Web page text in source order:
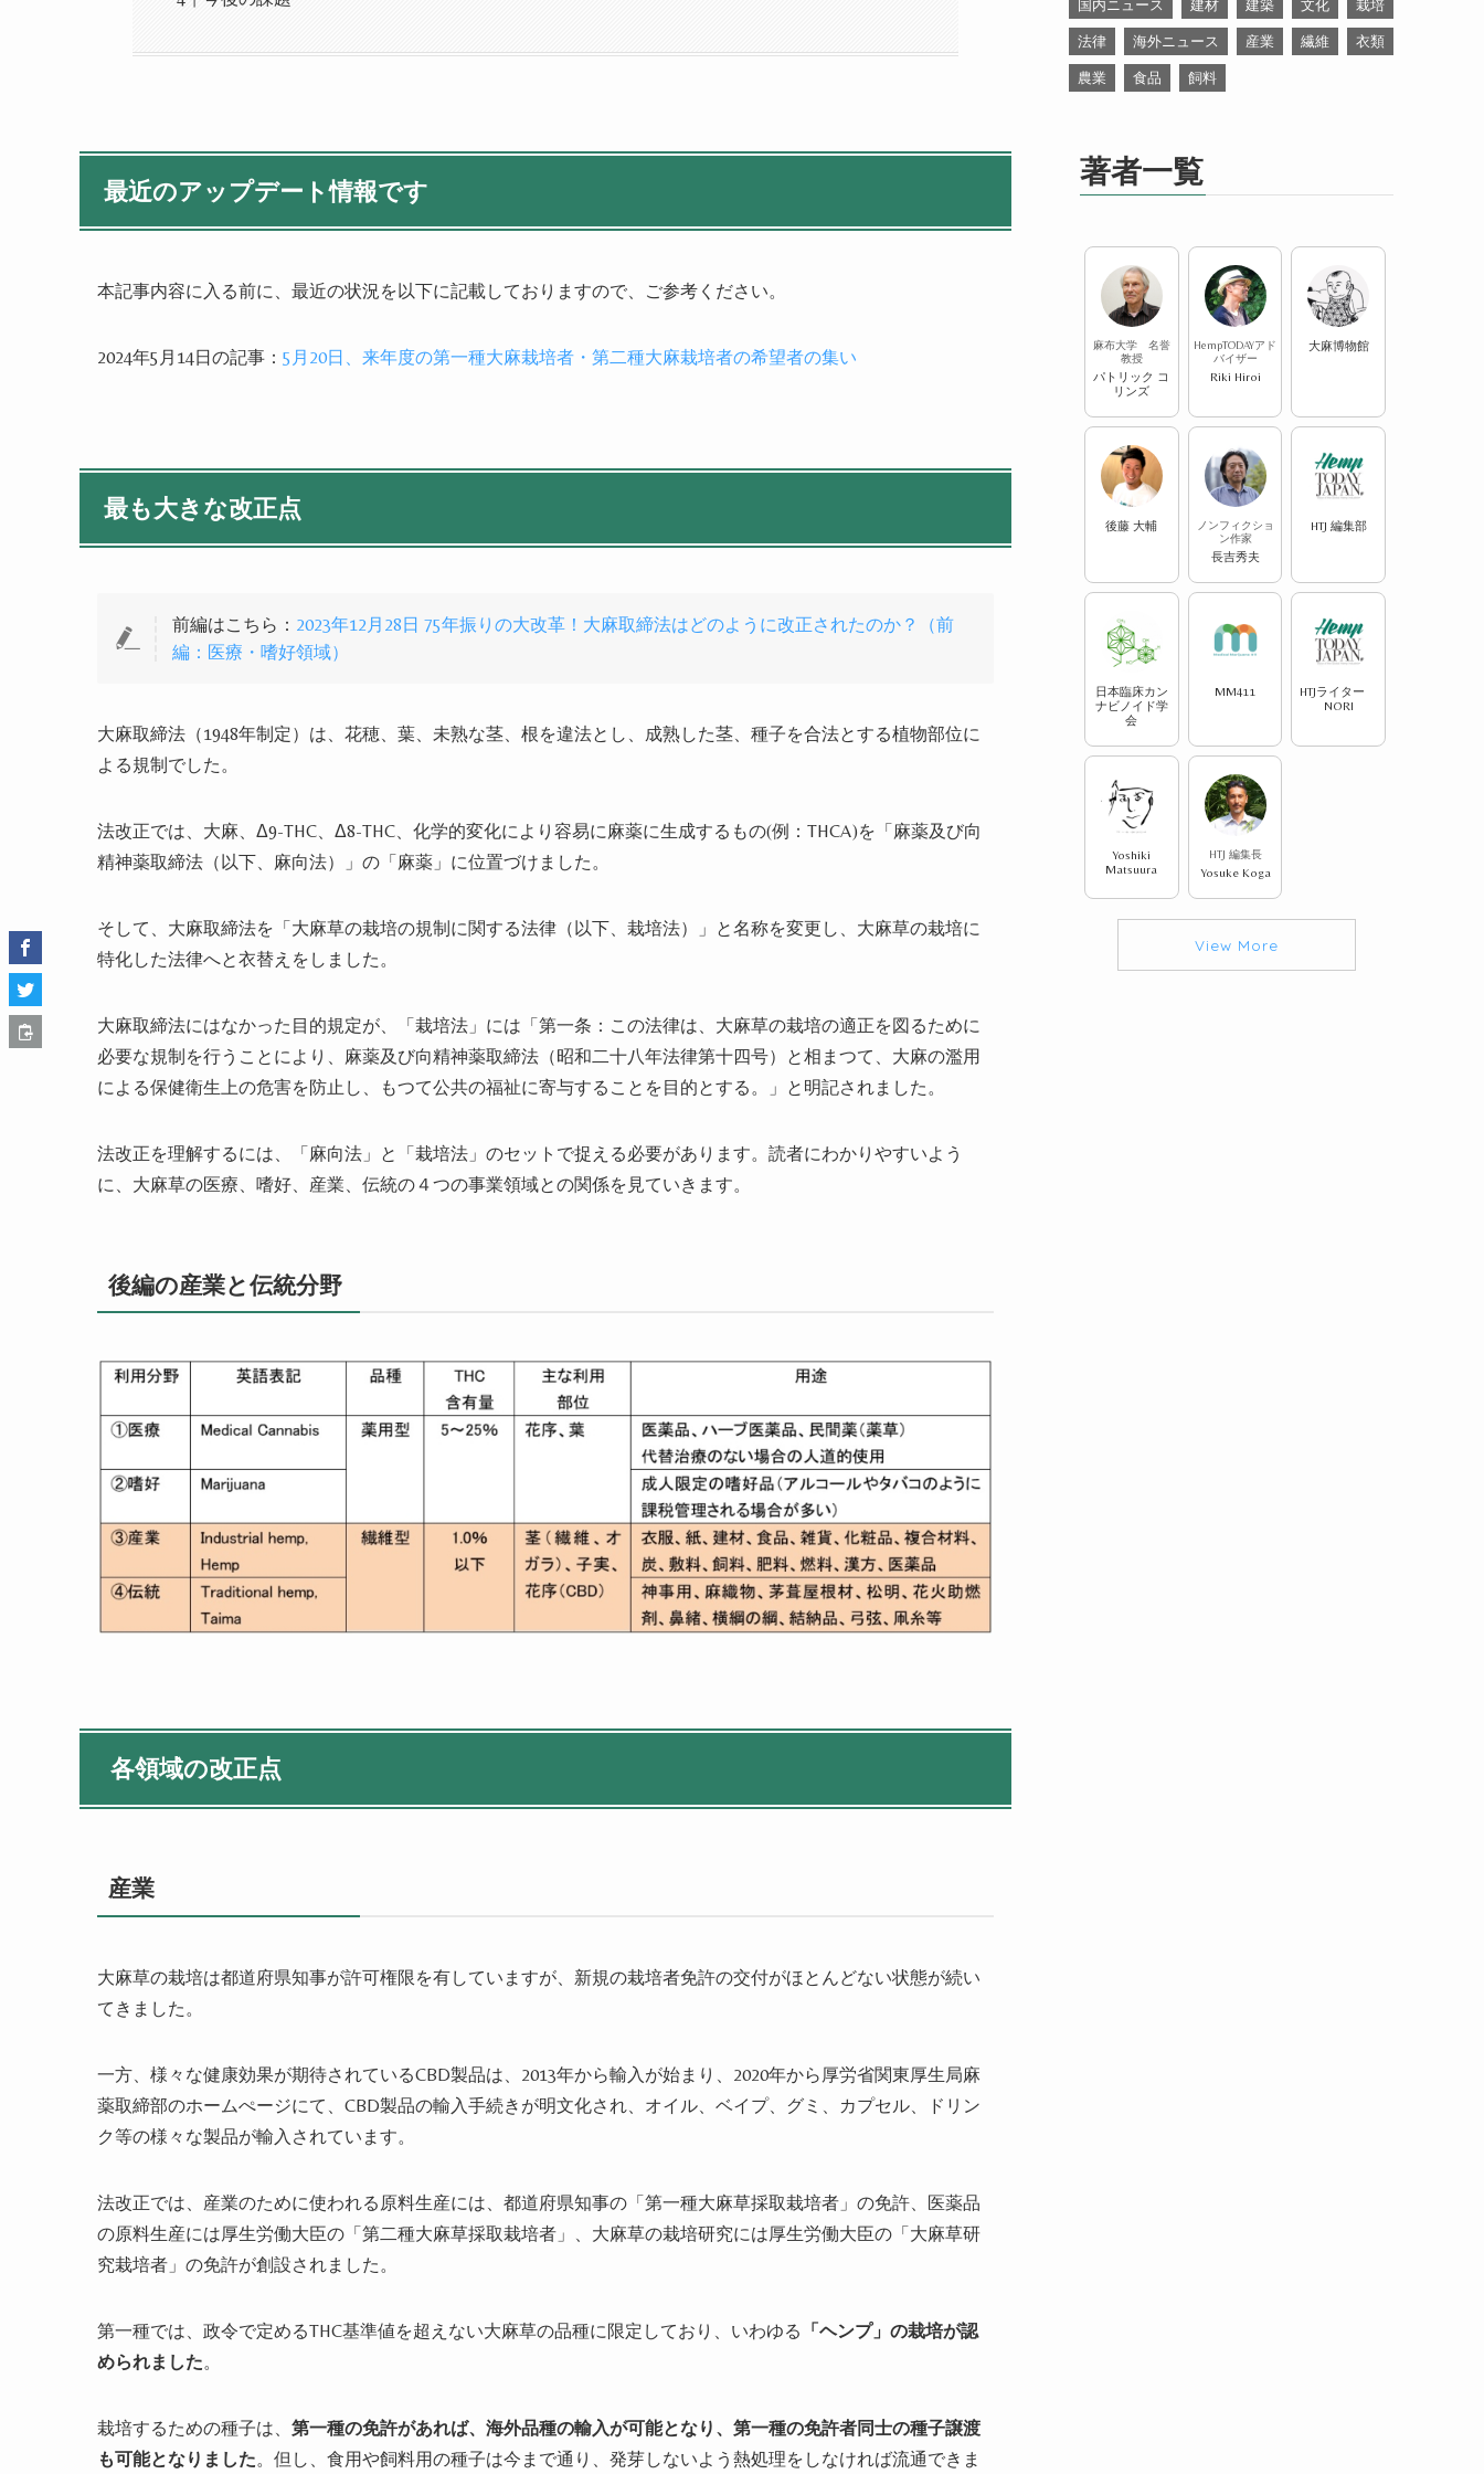
最近のアップデート情報です
本記事内容に入る前に、最近の状況を以下に記載しておりますので、ご参考ください。
2024年5月14日の記事： 5月20日、来年度の第一種大麻栽培者・第二種大麻栽培者の希望者の集い
最も大きな改正点
前編はこちら： 2023年12月28日 75年振りの大改革！大麻取締法はどのように改正されたのか？（前
編：医療・嗜好領域）
大麻取締法（1948年制定）は、花穂、葉、未熟な茎、根を違法とし、成熟した茎、種子を合法とする植物部位に
よる規制でした。
法改正では、大麻、 Δ9-THC、 Δ8-THC、化学的変化により容易に麻薬に生成するもの(例： THCA)を「麻薬及び向
精神薬取締法（以下、麻向法）」の「麻薬」に位置づけました。
そして、大麻取締法を「大麻草の栽培の規制に関する法律（以下、栽培法）」と名称を変更し、大麻草の栽培に
特化した法律へと衣替えをしました。
大麻取締法にはなかった目的規定が、「栽培法」には「第一条：この法律は、大麻草の栽培の適正を図るために
必要な規制を行うことにより、麻薬及び向精神薬取締法（昭和二十八年法律第十四号）と相まつて、大麻の濫用
による保健衛生上の危害を防止し、もつて公共の福祉に寄与することを目的とする。」と明記されました。
法改正を理解するには、「麻向法」と「栽培法」のセットで捉える必要があります。読者にわかりやすいよう
に、大麻草の医療、嗜好、産業、伝統の４つの事業領域との関係を見ていきます。
後編の産業と伝統分野
各領域の改正点
産業
大麻草の栽培は都道府県知事が許可権限を有していますが、新規の栽培者免許の交付がほとんどない状態が続い
てきました。
一方、様々な健康効果が期待されているCBD製品は、 2013年から輸入が始まり、 2020年から厚労省関東厚生局麻
薬取締部のホームぺージにて、 CBD製品の輸入手続きが明文化され、オイル、ベイプ、グミ、カプセル、ドリン
ク等の様々な製品が輸入されています。
法改正では、産業のために使われる原料生産には、都道府県知事の「第一種大麻草採取栽培者」の免許、医薬品
の原料生産には厚生労働大臣の「第二種大麻草採取栽培者」、大麻草の栽培研究には厚生労働大臣の「大麻草研
究栽培者」の免許が創設されました。
第一種では、政令で定めるTHC基準値を超えない大麻草の品種に限定しており、いわゆる 「ヘンプ」の栽培が認
められました。
栽培するための種子は、 第一種の免許があれば、海外品種の輸入が可能となり、第一種の免許者同士の種子譲渡
も可能となりました。但し、食用や飼料用の種子は今まで通り、発芽しないよう熱処理をしなければ流通できま
国内ニュース 建材 建築 文化 栽培
法律 海外ニュース 産業 繊維 衣類
農業 食品 飼料
著者一覧
麻布大学 名誉
教授
パトリック コ
リンズ
HempTODAYアド
バイザー
Riki Hiroi
大麻博物館
後藤 大輔
ノンフィクショ
ン作家
長吉秀夫
HTJ 編集部
日本臨床カン
ナビノイド学
会
MM411
HTJライター
NORI
Yoshiki
Matsuura
HTJ 編集長
Yosuke Koga
View More